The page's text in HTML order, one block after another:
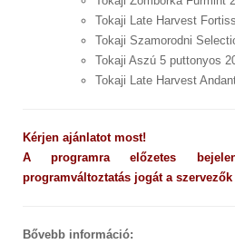
Tokaji Late Harvest
Tokaji Szamorodni
Tokaji Aszú 5 puttonyos
Tokaji Late Harvest
Kérjen ajánlatot most!
A programra előzetes
programváltoztatás jogát a
Bővebb információ: